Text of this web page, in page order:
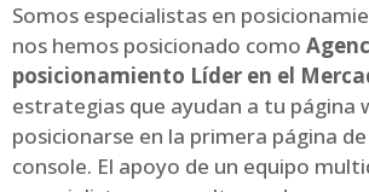
Somos especialistas en
nos hemos posicionado como
posicionamiento Líder en el
estrategias que ayudan a tu página
posicionarse en la primera página
console. El apoyo de un equipo